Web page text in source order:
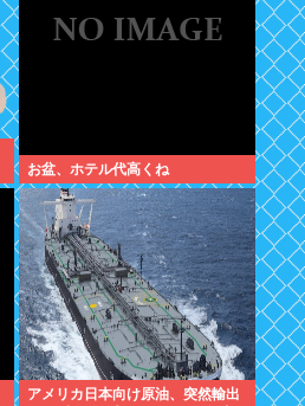
お盆、ホテル代高くね
アメリカ日本向け原油、突然輸出